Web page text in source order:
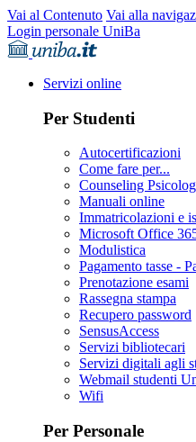
Vai al Contenuto Vai alla
Login personale UniBa
Servizi online
Per Studenti
Autocertificazioni
Come fare per...
Counseling
Manuali online
Immatricolazioni e
Microsoft Office
Modulistica
Pagamento tasse -
Prenotazione esami
Rassegna stampa
Recupero password
SensusAccess
Servizi bibliotecari
Servizi digitali agli
Webmail studenti
Wifi
Per Personale